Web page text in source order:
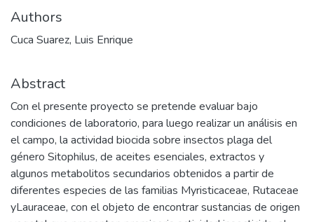
Authors
Cuca Suarez, Luis Enrique
Abstract
Con el presente proyecto se pretende evaluar bajo
condiciones de laboratorio, para luego realizar un análisis en
el campo, la actividad biocida sobre insectos plaga del
género Sitophilus, de aceites esenciales, extractos y
algunos metabolitos secundarios obtenidos a partir de
diferentes especies de las familias Myristicaceae, Rutaceae
yLauraceae, con el objeto de encontrar sustancias de origen